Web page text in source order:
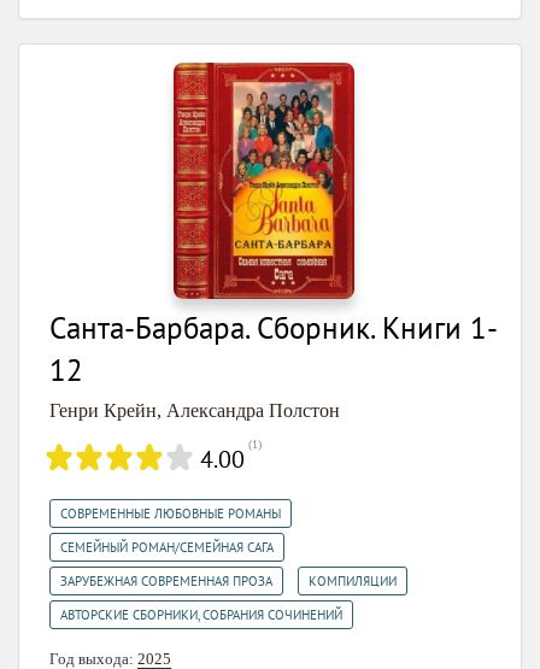
Санта-Барбара. Сборник. Книги 1-
12
Генри Крейн, Александра Полстон
4.00 (1)
СОВРЕМЕННЫЕ ЛЮБОВНЫЕ РОМАНЫ
СЕМЕЙНЫЙ РОМАН/СЕМЕЙНАЯ САГА
ЗАРУБЕЖНАЯ СОВРЕМЕННАЯ ПРОЗА КОМПИЛЯЦИИ
АВТОРСКИЕ СБОРНИКИ, СОБРАНИЯ СОЧИНЕНИЙ
Год выхода: 2025